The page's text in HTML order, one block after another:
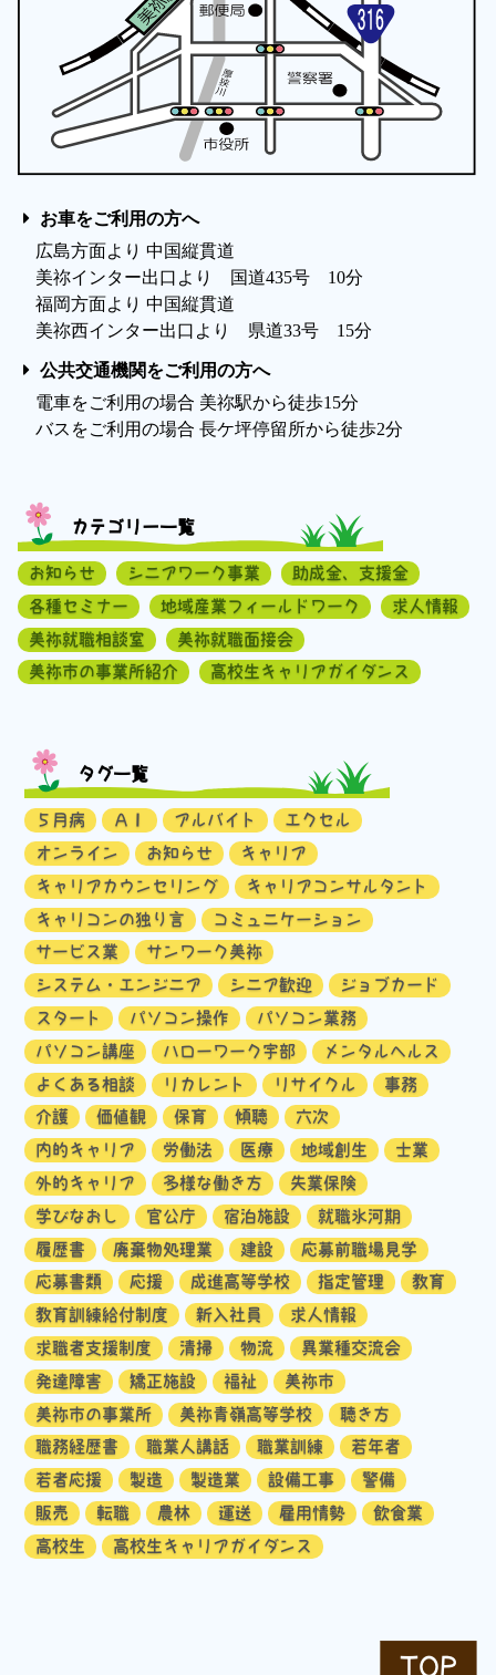
お車をご利用の方へ
広島方面より 中国縦貫道
美祢インター出口より 国道435号 10分
福岡方面より 中国縦貫道
美祢西インター出口より 県道33号 15分
公共交通機関をご利用の方へ
電車をご利用の場合 美祢駅から徒歩15分
バスをご利用の場合 長ケ坪停留所から徒歩2分
カテゴリー一覧
お知らせ シニアワーク事業
助成金、支援金
各種セミナー
地域産業フィールドワーク
求人情報
美祢就職相談室
美祢就職面接会
美祢市の事業所紹介
高校生キャリアガイダンス
タグ一覧
５月病 ＡＩ アルバイト
エクセル
オンライン
お知らせ
キャリア
キャリアカウンセリング
キャリアコンサルタント
キャリコンの独り言
コミュニケーション
サービス業
サンワーク美祢
システム・エンジニア
シニア歓迎
ジョブカード
スタート
パソコン操作
パソコン業務
パソコン講座
ハローワーク宇部
メンタルヘルス
よくある相談
リカレント リサイクル
事務
介護
価値観 保育 傾聴
六次
内的キャリア
労働法 医療 地域創生
士業
外的キャリア
多様な働き方
失業保険
学びなおし
官公庁 宿泊施設
就職氷河期
履歴書
廃棄物処理業 建設
応募前職場見学
応募書類
応援 成進高等学校 指定管理
教育
教育訓練給付制度
新入社員
求人情報
求職者支援制度
清掃 物流
異業種交流会
発達障害
矯正施設 福祉
美祢市
美祢市の事業所
美祢青嶺高等学校
聴き方
職務経歴書
職業人講話 職業訓練
若年者
若者応援
製造 製造業 設備工事
警備
販売
転職 農林 運送 雇用情勢
飲食業
高校生
高校生キャリアガイダンス
TOP